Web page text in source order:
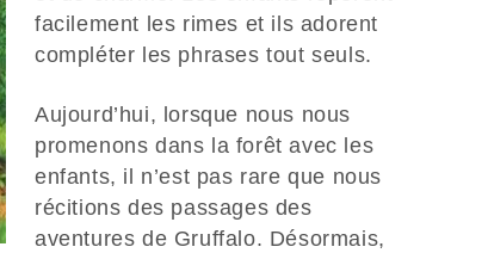
facilement les rimes et ils adorent
compléter les phrases tout seuls.
Aujourd’hui, lorsque nous nous
promenons dans la forêt avec les
enfants, il n’est pas rare que nous
récitions des passages des
aventures de Gruffalo. Désormais,